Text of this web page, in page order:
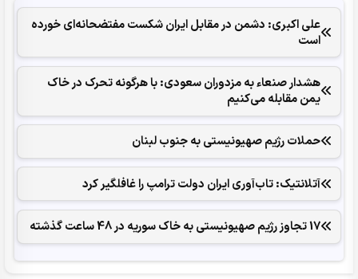
علی اکبری: دشمن در مقابل ایران شکست مفتضحانه‌ای خورده
است
هشدار صنعاء به مزدوران سعودی: با هرگونه تحرک در خاک
یمن مقابله می‌کنیم
حملات رژیم صهیونیستی به جنوب لبنان
آتلانتیک: تاب‌آوری ایران دولت ترامپ را غافلگیر کرد
17 تجاوز رژیم صهیونیستی به خاک سوریه در 48 ساعت گذشته